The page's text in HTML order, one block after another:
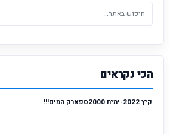
הכי נקראים
קיץ 2022-ימית 2000ספארק המים!!!